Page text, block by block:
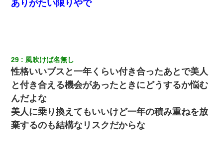
ありがたい限りやで
29 風吹けば名無し
性格いいブスと一年くらい付き合ったあとで美人
と付き合える機会があったときにどうするか悩む
んだよな
美人に乗り換えてもいいけど一年の積み重ねを放
棄するのも結構なリスクだからな